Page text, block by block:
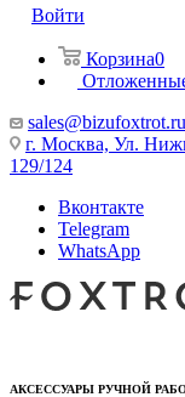
Войти
Корзина0
sales@bizufoxtrot.ru
г. Москва, Ул.
129/124
Вконтакте
Telegram
WhatsApp
АКСЕССУАРЫ РУЧНОЙ